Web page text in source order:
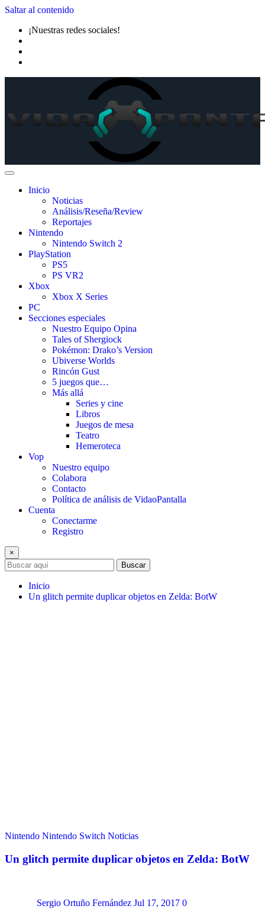
Saltar al contenido
¡Nuestras redes sociales!
Inicio
Noticias
Análisis/Reseña/Review
Reportajes
Nintendo
Nintendo Switch 2
PlayStation
PS5
PS VR2
Xbox
Xbox X Series
PC
Secciones especiales
Nuestro Equipo Opina
Tales of Shergiock
Pokémon: Drako’s Version
Ubiverse Worlds
Rincón Gust
5 juegos que…
Más allá
Series y cine
Libros
Juegos de mesa
Teatro
Hemeroteca
Vop
Nuestro equipo
Colabora
Contacto
Política de análisis de VidaoPantalla
Cuenta
Conectarme
Registro
×
Buscar
Inicio
Un glitch permite duplicar objetos en Zelda: BotW
Nintendo Nintendo Switch Noticias
Un glitch permite duplicar objetos en Zelda: BotW
Sergio Ortuño Fernández Jul 17, 2017 0